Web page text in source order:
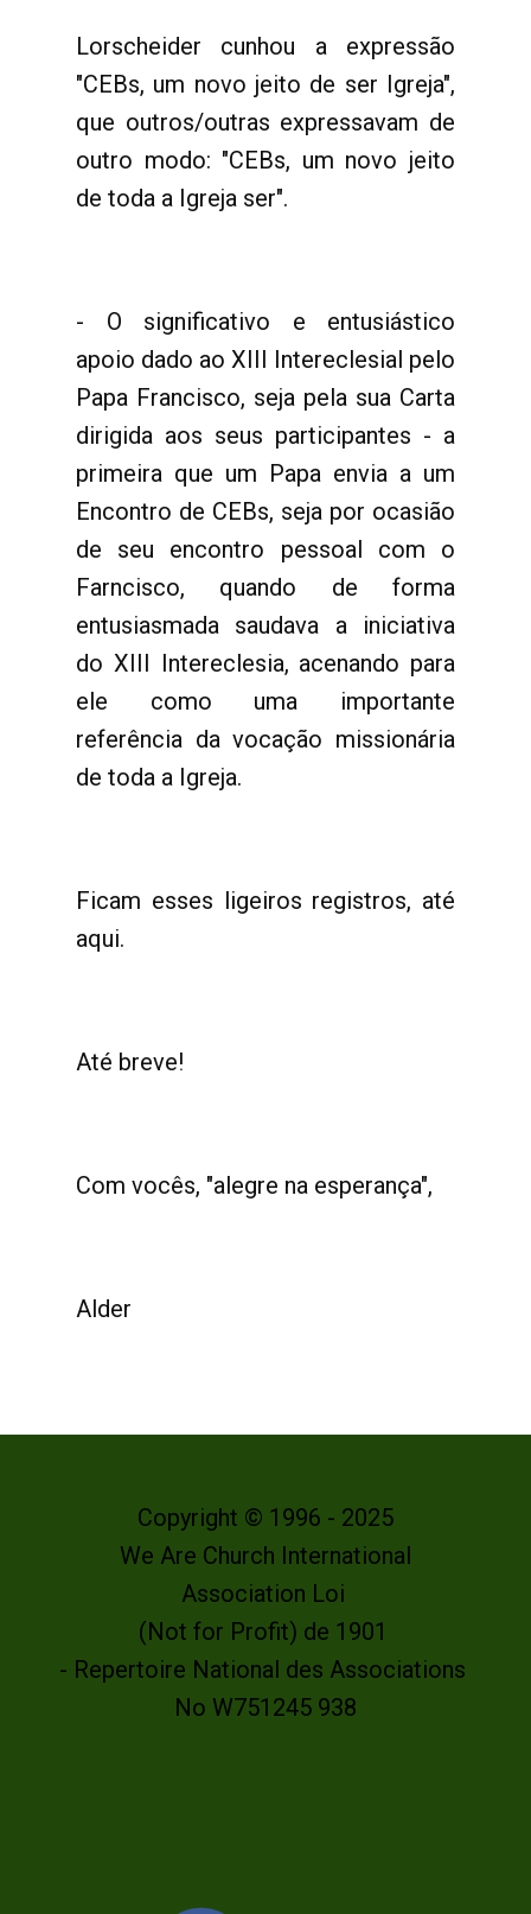
Lorscheider cunhou a expressão
"CEBs, um novo jeito de ser Igreja",
que outros/outras expressavam de
outro modo: "CEBs, um novo jeito
de toda a Igreja ser".
- O significativo e entusiástico
apoio dado ao XIII Intereclesial pelo
Papa Francisco, seja pela sua Carta
dirigida aos seus participantes - a
primeira que um Papa envia a um
Encontro de CEBs, seja por ocasião
de seu encontro pessoal com o
Farncisco, quando de forma
entusiasmada saudava a iniciativa
do XIII Intereclesia, acenando para
ele como uma importante
referência da vocação missionária
de toda a Igreja.
Ficam esses ligeiros registros, até
aqui.
Até breve!
Com vocês, "alegre na esperança",
Alder
Copyright © 1996 - 2025
We Are Church International
Association Loi
(Not for Profit) de 1901
- Repertoire National des Associations
No W751245 938